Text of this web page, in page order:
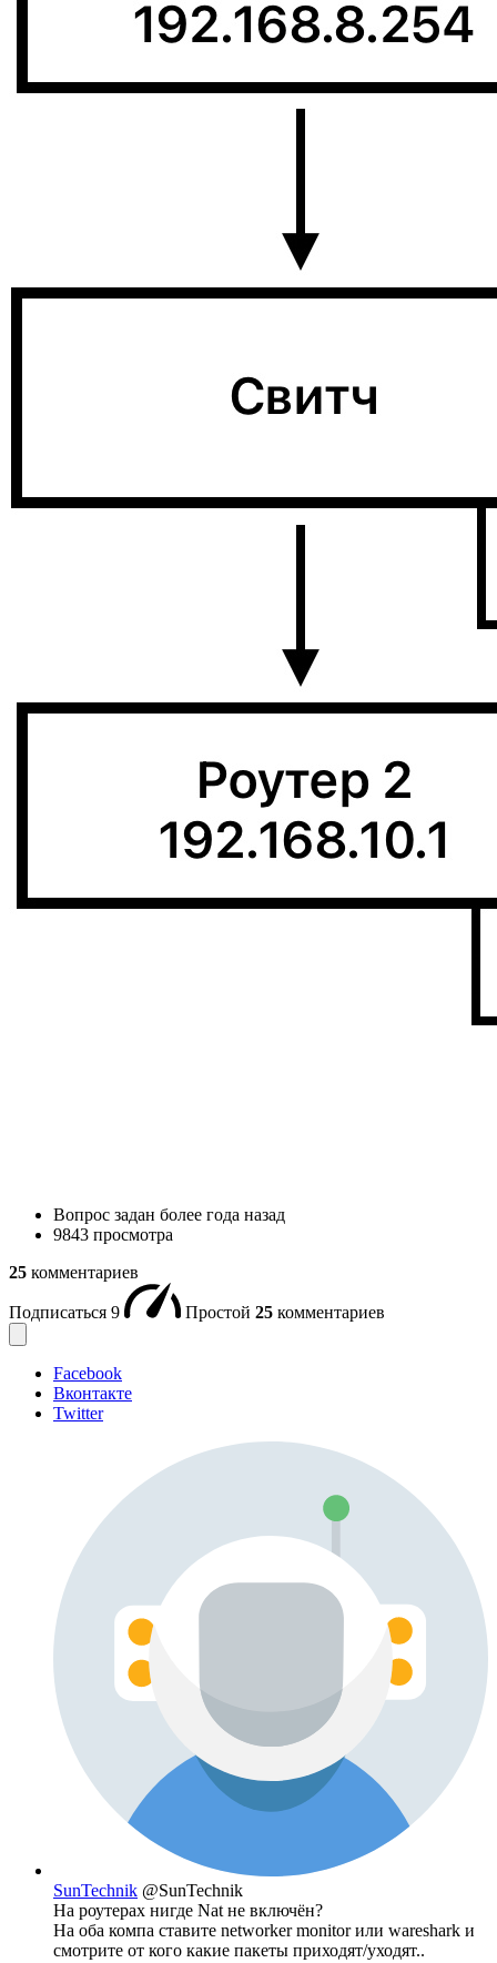
Вопрос задан более года назад
9843 просмотра
25 комментариев
Подписаться 9 Простой 25 комментариев
Facebook
Вконтакте
Twitter
SunTechnik @SunTechnik
На роутерах нигде Nat не включён?
На оба компа ставите networker monitor или wareshark и
смотрите от кого какие пакеты приходят/уходят..